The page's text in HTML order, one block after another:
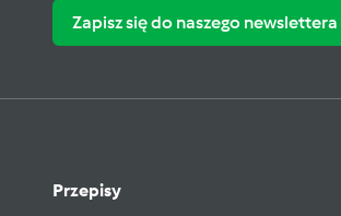
Zapisz się do naszego newslettera
Przepisy